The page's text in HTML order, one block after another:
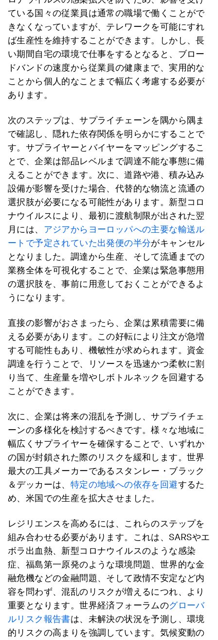
ている国々の従業員は通常の職場で働くことがで
きなくなっていますが、テレワークを可能にすれ
ば生産性を維持することができます。しかし、長
い期間自宅の環境で仕事をするとなると、ブロー
ドバンドの速度から従業員の健康まで、実用的な
ことから個人的なことまで幅広く考慮する必要が
あります。
次のステップは、サプライチェーンを隅から隅ま
で確認し、隠れた依存関係を明らかにすることで
す。サプライヤーとバイヤーをマッピングするこ
とで、企業は部品レベルまで調達不能な事態に備
えることができます。次に、道路や港、積み込み
設備が影響を受けた場合、代替的な物流と流通の
選択肢が必要になる可能性があります。新型コロ
ナウイルスにより、最初に渡航制限が出された翌
月には、 アジアからヨーロッパへの主要な輸送ル
ートで予定されていた出発便の半分がキャンセル
となりました。調達から生産、そして流通までの
業務全体を可視化することで、企業は緊急事態用
の選択肢を、事前に用意しておくことができるよ
うになります。
直接の影響がおさまったら、企業は累積需要に備
える必要があります。この好転により注文が急増
する可能性もあり、機敏性が求められます。資金
調達を行うことで、リソースを迅速かつ柔軟に割
り当て、生産量を増やしボトルネックを回避する
ことができます。
次に、企業は将来の混乱を予測し、サプライチェ
ーンの多様化を検討するべきです。様々な地域に
幅広くサプライヤーを確保することで、いずれか
の国が封鎖された際のリスクを緩和します。世界
最大の工具メーカーであるスタンレー・ブラック
＆デッカーは、 特定の地域への依存を回避するた
め、米国での生産を拡大させました。
レジリエンスを高めるには、これらのステップを
組み合わせる必要があります。これは、SARSやエ
ボラ出血熱、新型コロナウイルスのような感染
症、福島第一原発のような環境問題、世界的な金
融危機などの金融問題、そして政情不安定など内
容を問わず、混乱のリスクが増えるにつれ、より
重要となります。世界経済フォーラムのグローバ
ルリスク報告書は、未解決の状況を予測し、環境
的リスクの高まりを強調しています。気候変動の